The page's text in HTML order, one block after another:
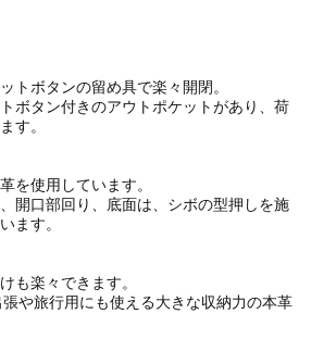
トボタンの留め具で楽々開閉。
ボタン付きのアウトポケットがあり、荷
す。
を使用しています。
開口部回り、底面は、シボの型押しを施
ます。
も楽々できます。
や旅行用にも使える大きな収納力の本革